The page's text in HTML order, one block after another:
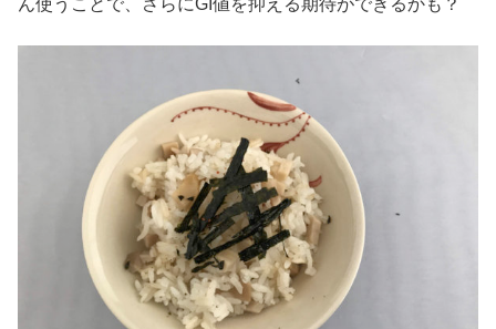
ん使うことで、さらにGI値を抑える期待ができるかも？